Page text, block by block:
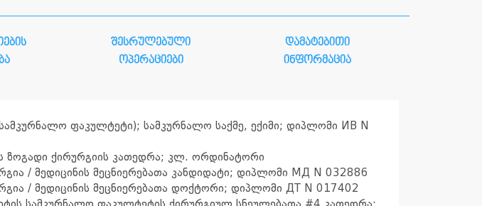
შესრულებული
ოპერაციები
დამატებითი
ინფორმაცია
ფაკულტეტი); სამკურნალო საქმე, ექიმი; დიპლომი ИВ N
ზოგადი ქირურგიის კათედრა; კლ. ორდინატორი
/ მედიცინის მეცნიერებათა კანდიდატი; დიპლომი МД N 032886
/ მედიცინის მეცნიერებათა დოქტორი; დიპლომი ДТ N 017402